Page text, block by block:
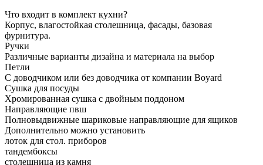
Что входит в комплект кухни?
Корпус, влагостойкая столешница, фасады, базовая
фурнитура.
Ручки
Различные варианты дизайна и материала на выбор
Петли
С доводчиком или без доводчика от компании Boyard
Сушка для посуды
Хромированная сушка с двойным поддоном
Направляющие пвш
Полновыдвижные шариковые направляющие для ящиков
Дополнительно можно установить
лоток для стол. приборов
тандембоксы
столешница из камня